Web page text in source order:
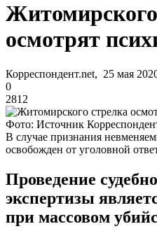
осмотрят
Корреспондент.net, 25 мая
0
2812
Фото: Источник
В случае признания
освобожден от уголовной
Проведение
экспертизы
при массовом